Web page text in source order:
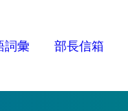
詞彙 部長信箱